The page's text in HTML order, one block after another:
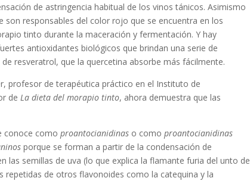
de astringencia habitual de los vinos tánicos. Asimismo
responsables del color rojo que se encuentra en los
tinto durante la maceración y fermentación. Y hay
antioxidantes biológicos que brindan una serie de
resveratrol, que la quercetina absorbe más fácilmente.
profesor de terapéutica práctico en el Instituto de
deLa dieta del morapio tinto, ahora demuestra que las
conoce comoproantocianidinas o como proantocianidinas
porque se forman a partir de la condensación de
las semillas de uva (lo que explica la flamante furia del unto de
repetidas de otros flavonoides como la catequina y la